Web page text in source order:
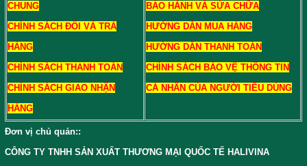
CHUNG
CHÍNH SÁCH ĐỔI VÀ TRẢ
HÀNG
CHÍNH SÁCH THANH TOÁN
CHÍNH SÁCH GIAO NHẬN
HÀNG
BẢO HÀNH VÀ SỬA CHỮA
HƯỚNG DẪN MUA HÀNG
HƯỚNG DẪN THANH TOÁN
CHÍNH SÁCH BẢO VỆ THÔNG TIN
CÁ NHÂN CỦA NGƯỜI TIÊU DÙNG
Đơn vị chủ quản::
CÔNG TY TNHH SẢN XUẤT THƯƠNG MẠI QUỐC TẾ HALIVINA